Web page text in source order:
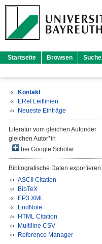
Startseite Browsen Suche
Kontakt
ERef Leitlinien
Neueste Einträge
Literatur vom gleichen Autor/der
gleichen Autor*in
bei Google Scholar
Bibliografische Daten exportieren
ASCII Citation
BibTeX
EP3 XML
EndNote
HTML Citation
Multiline CSV
Reference Manager